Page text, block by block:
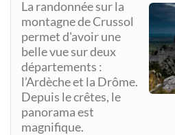
La randonnée sur la
montagne de Crussol
permet d'avoir une
belle vue sur deux
départements :
l’Ardèche et la Drôme.
Depuis le crêtes, le
panorama est
magnifique.